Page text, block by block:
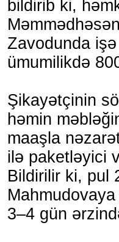
bildirib ki,
Zavodunda
ümumilikdə
Şikayətçinin
həmin
maaşla
ilə paketləyici
Bildirilir ki, pul
3–4 gün